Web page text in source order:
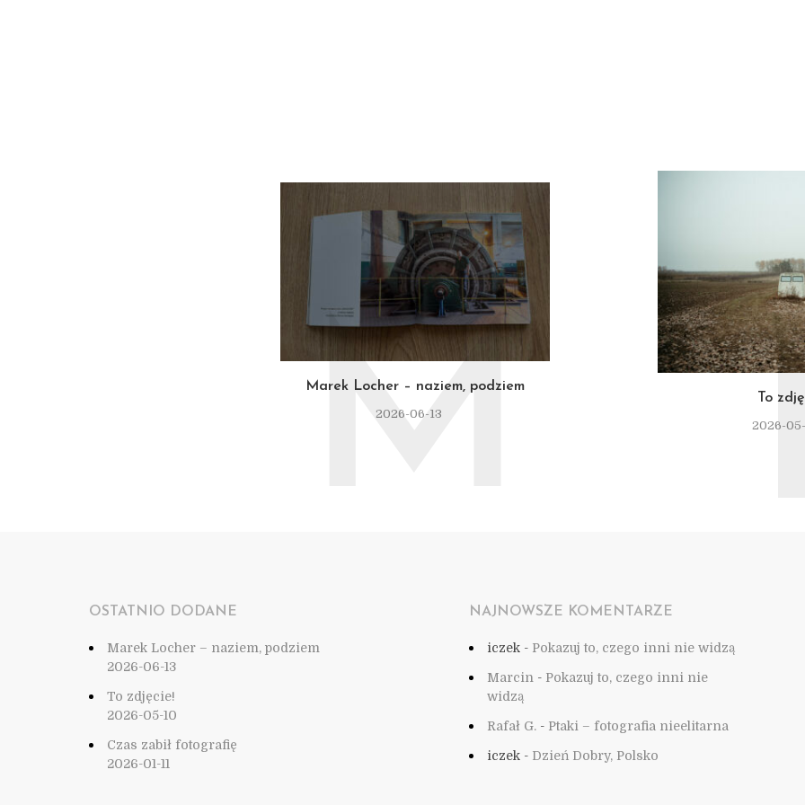
Marek Locher – naziem, podziem
2026-06-13
M To
2026-
OSTATNIO DODANE
Marek Locher – naziem, podziem
2026-06-13
To zdjęcie!
2026-05-10
Czas zabił fotografię
2026-01-11
NAJNOWSZE KOMENTARZE
iczek- Pokazuj to, czego inni nie widzą
Marcin - Pokazuj to, czego inni nie
widzą
Rafał G.- Ptaki – fotografia nieelitarna
iczek- Dzień Dobry, Polsko